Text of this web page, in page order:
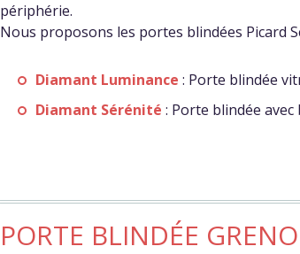
périphérie.
Nous proposons les portes blindées Picard
Diamant Luminance : Porte blindée
Diamant Sérénité : Porte blindée
PORTE BLINDÉE